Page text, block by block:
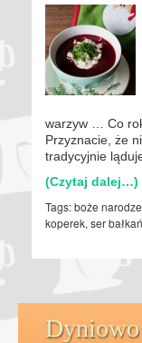
warzyw … Co
Przyznacie, że
tradycyjnie
(Czytaj dalej…)
Tags:boże
koperek, ser